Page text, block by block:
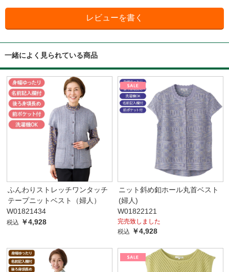
一緒によく見られている商品
ふんわりストレッチワンタッチ
テープニットベスト（婦人）
W01821434
税込 ￥4,928
ニット斜め釦ホール丸首ベスト
(婦人)
W01822121
完売致しました
税込 ￥4,928